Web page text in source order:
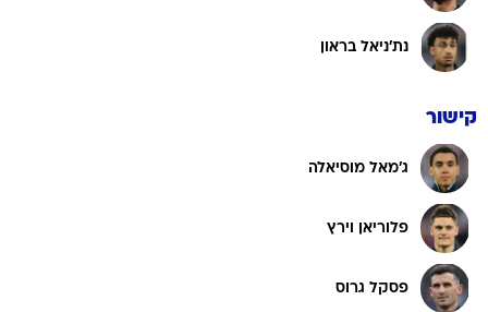
נת'ניאל בראון
קישור
ג'מאל מוסיאלה
פלוריאן וירץ
פסקל גרוס